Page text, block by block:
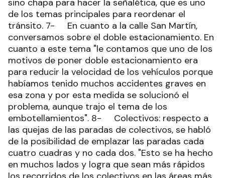
sino chapa para hacer la señalética, que es uno
de los temas principales para reordenar el
tránsito. 7- En cuanto a la calle San Martín,
conversamos sobre el doble estacionamiento. En
cuanto a este tema "le contamos que uno de los
motivos de poner doble estacionamiento era
para reducir la velocidad de los vehículos porque
habíamos tenido muchos accidentes graves en
esa zona y por esta medida se solucionó el
problema, aunque trajo el tema de los
embotellamientos". 8- Colectivos: respecto a
las quejas de las paradas de colectivos, se habló
de la posibilidad de emplazar las paradas cada
cuatro cuadras y no cada dos. "Esto se ha hecho
en muchos lados y logra que sean más rápidos